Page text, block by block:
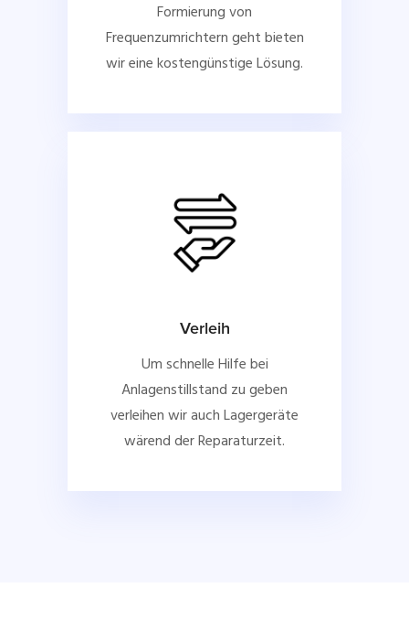
Formierung von
Frequenzumrichtern geht bieten
wir eine kostengünstige Lösung.
Verleih
Um schnelle Hilfe bei
Anlagenstillstand zu geben
verleihen wir auch Lagergeräte
wärend der Reparaturzeit.